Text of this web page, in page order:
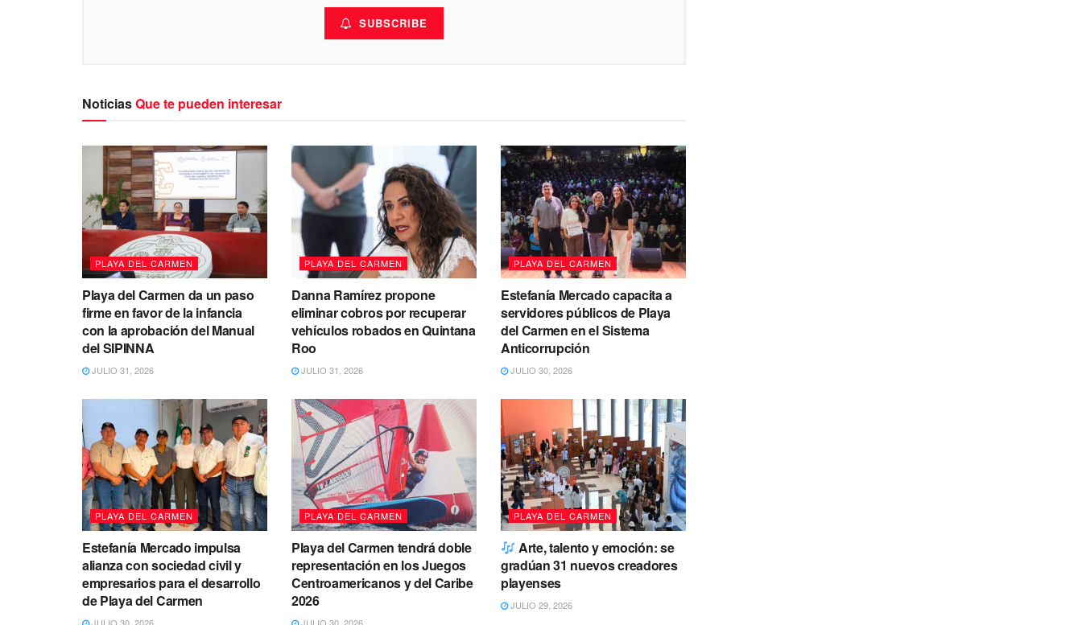
SUBSCRIBE
NoticiasQue te pueden interesar
PLAYA DEL CARMEN
Playa del Carmen da un paso
firme en favor de la infancia
con la aprobación del Manual
del SIPINNA
JULIO 31, 2026
PLAYA DEL CARMEN
Danna Ramírez propone
eliminar cobros por recuperar
vehículos robados en Quintana
Roo
JULIO 31, 2026
PLAYA DEL CARMEN
Estefanía Mercado capacita a
servidores públicos de Playa
del Carmen en el Sistema
Anticorrupción
JULIO 30, 2026
PLAYA DEL CARMEN
Estefanía Mercado impulsa
alianza con sociedad civil y
empresarios para el desarrollo
de Playa del Carmen
PLAYA DEL CARMEN
Playa del Carmen tendrá doble
representación en los Juegos
Centroamericanos y del Caribe
2026
PLAYA DEL CARMEN
Arte, talento y emoción: se
gradúan 31 nuevos creadores
playenses
JULIO 29, 2026